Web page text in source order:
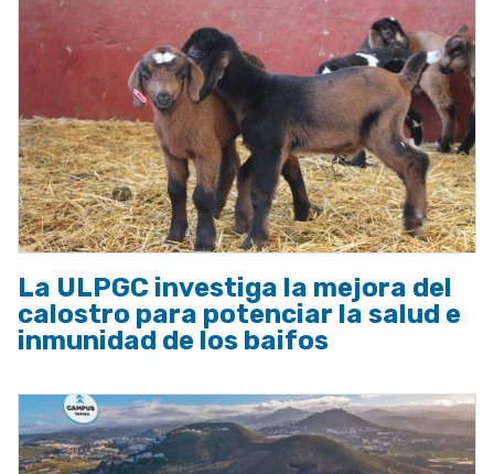
La ULPGC investiga la mejora del
calostro para potenciar la salud e
inmunidad de los baifos